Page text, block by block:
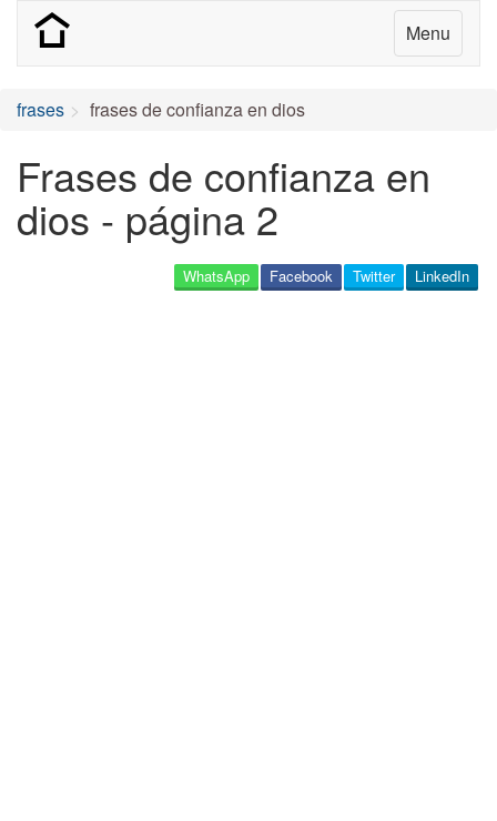
Menu
frases frases de confianza en dios
Frases de confianza en
dios - página 2
LinkedIn
Twitter
Facebook
WhatsApp